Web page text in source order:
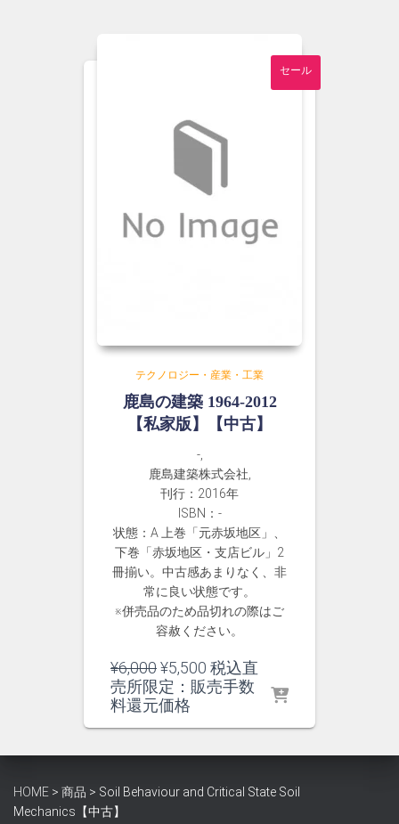
セール
テクノロジー・産業・工業
鹿島の建築 1964-2012
【私家版】【中古】
-,
鹿島建築株式会社,
刊行：2016年
ISBN：-
状態：A 上巻「元赤坂地区」、
下巻「赤坂地区・支店ビル」2
冊揃い。中古感あまりなく、非
常に良い状態です。
※併売品のため品切れの際はご
容赦ください。
¥6,000元
の
価
¥6,000
し
¥5,500 現
在
は
で
税込直
売所限定：販売手数
料還元価格
HOME > 商品 > Soil Behaviour and Critical State Soil
Mechanics【中古】